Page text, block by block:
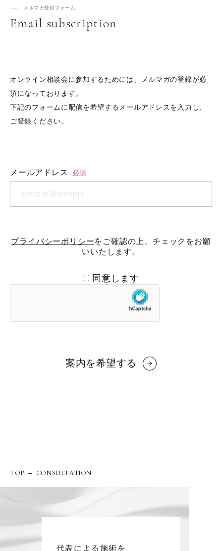
メルマガ登録フォーム
Email subscription
オンライン相談会に参加するためには、メルマガの登録が必
須になっております。
下記のフォームに配信を希望するメールアドレスを入力し、
ご登録ください。
メールアドレス 必須
プライバシーポリシーをご確認の上、チェックをお願
いいたします。
同意します
TOP CONSULTATION
代表による施術を